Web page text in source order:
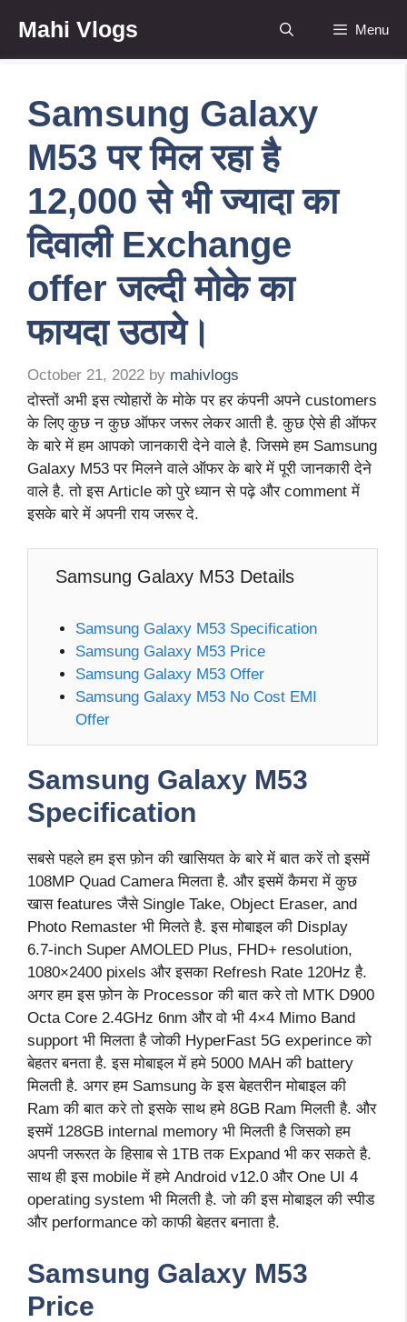
content
Mahi Vlogs Menu
Samsung Galaxy
M53 पर मिल रहा है
12,000 से भी ज्यादा का
दिवाली Exchange
offer जल्दी मोके का
फायदा उठाये।
October 21, 2022 by mahivlogs
दोस्तों अभी इस त्योहारों के मोके पर हर कंपनी अपने customers
के लिए कुछ न कुछ ऑफर जरूर लेकर आती है. कुछ ऐसे ही ऑफर
के बारे में हम आपको जानकारी देने वाले है. जिसमे हम Samsung
Galaxy M53 पर मिलने वाले ऑफर के बारे में पूरी जानकारी देने
वाले है. तो इस Article को पुरे ध्यान से पढ़े और comment में
इसके बारे में अपनी राय जरूर दे.
Samsung Galaxy M53 Details
Samsung Galaxy M53 Specification
Samsung Galaxy M53 Price
Samsung Galaxy M53 Offer
Samsung Galaxy M53 No Cost EMI
Offer
Samsung Galaxy M53
Specification
सबसे पहले हम इस फ़ोन की खासियत के बारे में बात करें तो इसमें
108MP Quad Camera मिलता है. और इसमें कैमरा में कुछ
खास features जैसे Single Take, Object Eraser, and
Photo Remaster भी मिलते है. इस मोबाइल की Display
6.7-inch Super AMOLED Plus, FHD+ resolution,
1080×2400 pixels और इसका Refresh Rate 120Hz है.
अगर हम इस फ़ोन के Processor की बात करे तो MTK D900
Octa Core 2.4GHz 6nm और वो भी 4×4 Mimo Band
support भी मिलता है जोकी HyperFast 5G experince को
बेहतर बनता है. इस मोबाइल में हमे 5000 MAH की battery
मिलती है. अगर हम Samsung के इस बेहतरीन मोबाइल की
Ram की बात करे तो इसके साथ हमे 8GB Ram मिलती है. और
इसमें 128GB internal memory भी मिलती है जिसको हम
अपनी जरूरत के हिसाब से 1TB तक Expand भी कर सकते है.
साथ ही इस mobile में हमे Android v12.0 और One UI 4
operating system भी मिलती है. जो की इस मोबाइल की स्पीड
और performance को काफी बेहतर बनाता है.
Samsung Galaxy M53
Price